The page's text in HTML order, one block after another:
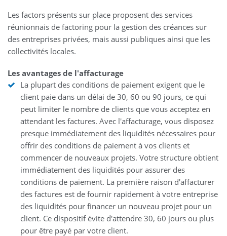
Les factors présents sur place proposent des services
réunionnais de factoring pour la gestion des créances sur
des entreprises privées, mais aussi publiques ainsi que les
collectivités locales.
Les avantages de l'affacturage
La plupart des conditions de paiement exigent que le
client paie dans un délai de 30, 60 ou 90 jours, ce qui
peut limiter le nombre de clients que vous acceptez en
attendant les factures. Avec l'affacturage, vous disposez
presque immédiatement des liquidités nécessaires pour
offrir des conditions de paiement à vos clients et
commencer de nouveaux projets. Votre structure obtient
immédiatement des liquidités pour assurer des
conditions de paiement. La première raison d'affacturer
des factures est de fournir rapidement à votre entreprise
des liquidités pour financer un nouveau projet pour un
client. Ce dispositif évite d'attendre 30, 60 jours ou plus
pour être payé par votre client.